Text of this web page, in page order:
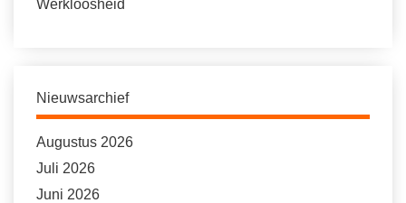
Werkloosheid
Nieuwsarchief
Augustus 2026
Juli 2026
Juni 2026